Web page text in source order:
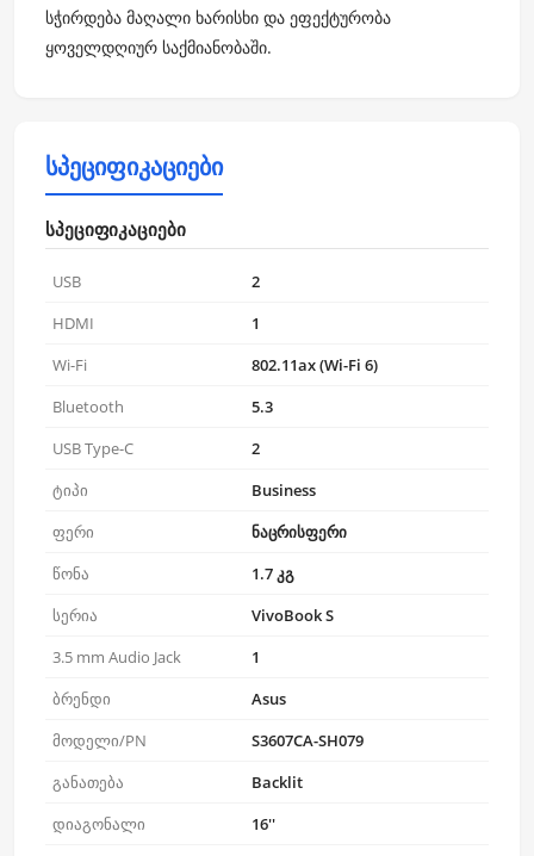
სჭირდება მაღალი ხარისხი და ეფექტურობა
ყოველდღიურ საქმიანობაში.
სპეციფიკაციები
სპეციფიკაციები
USB
2
HDMI
1
Wi-Fi
802.11ax (Wi-Fi 6)
Bluetooth
5.3
USB Type-C
2
ტიპი
Business
ფერი
ნაცრისფერი
წონა
1.7 კგ
სერია
VivoBook S
3.5 mm Audio Jack
1
ბრენდი
Asus
მოდელი/PN
S3607CA-SH079
განათება
Backlit
დიაგონალი
16''